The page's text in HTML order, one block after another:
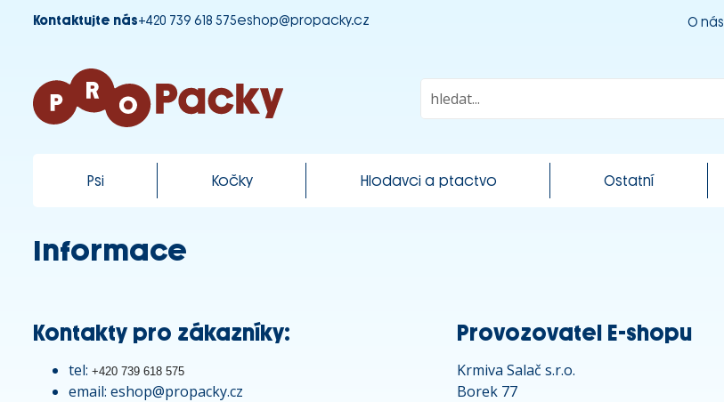
Kontaktujte nás+420 739 618 575eshop@propacky.cz O nás
Psi Kočky Hlodavci a ptactvo Ostatní
Informace
Kontakty pro zákazníky:
tel: +420 739 618 575
email: eshop@propacky.cz
Provozovatel E-shopu
Krmiva Salač s.r.o.
Borek 77